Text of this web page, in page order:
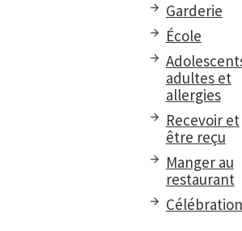
Garderie
École
adultes et
allergies
Recevoir et
être reçu
Manger au
restaurant